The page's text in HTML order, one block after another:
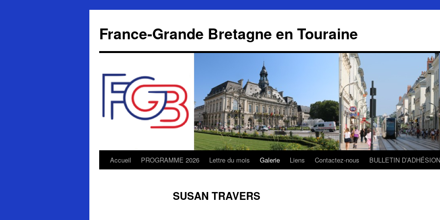
contenu
France-Grande Bretagne en Touraine
Accueil PROGRAMME 2026 Lettre du mois Galerie Liens Contactez-nous BULLETIN D’ADHÉSION
SUSAN TRAVERS